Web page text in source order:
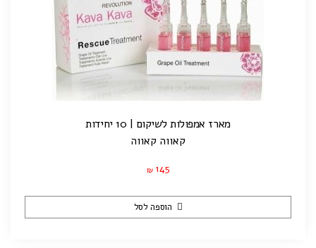
מארז אמפולות לשיקום | 10 יחידות
קאווה קאווה
₪ 145
הוספה לסל